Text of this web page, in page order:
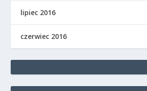
lipiec 2016
czerwiec 2016